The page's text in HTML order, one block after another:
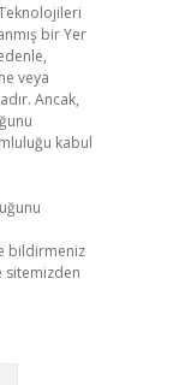
bir Yer
veya
Ancak,
kabul
bildirmeniz
sitemizden